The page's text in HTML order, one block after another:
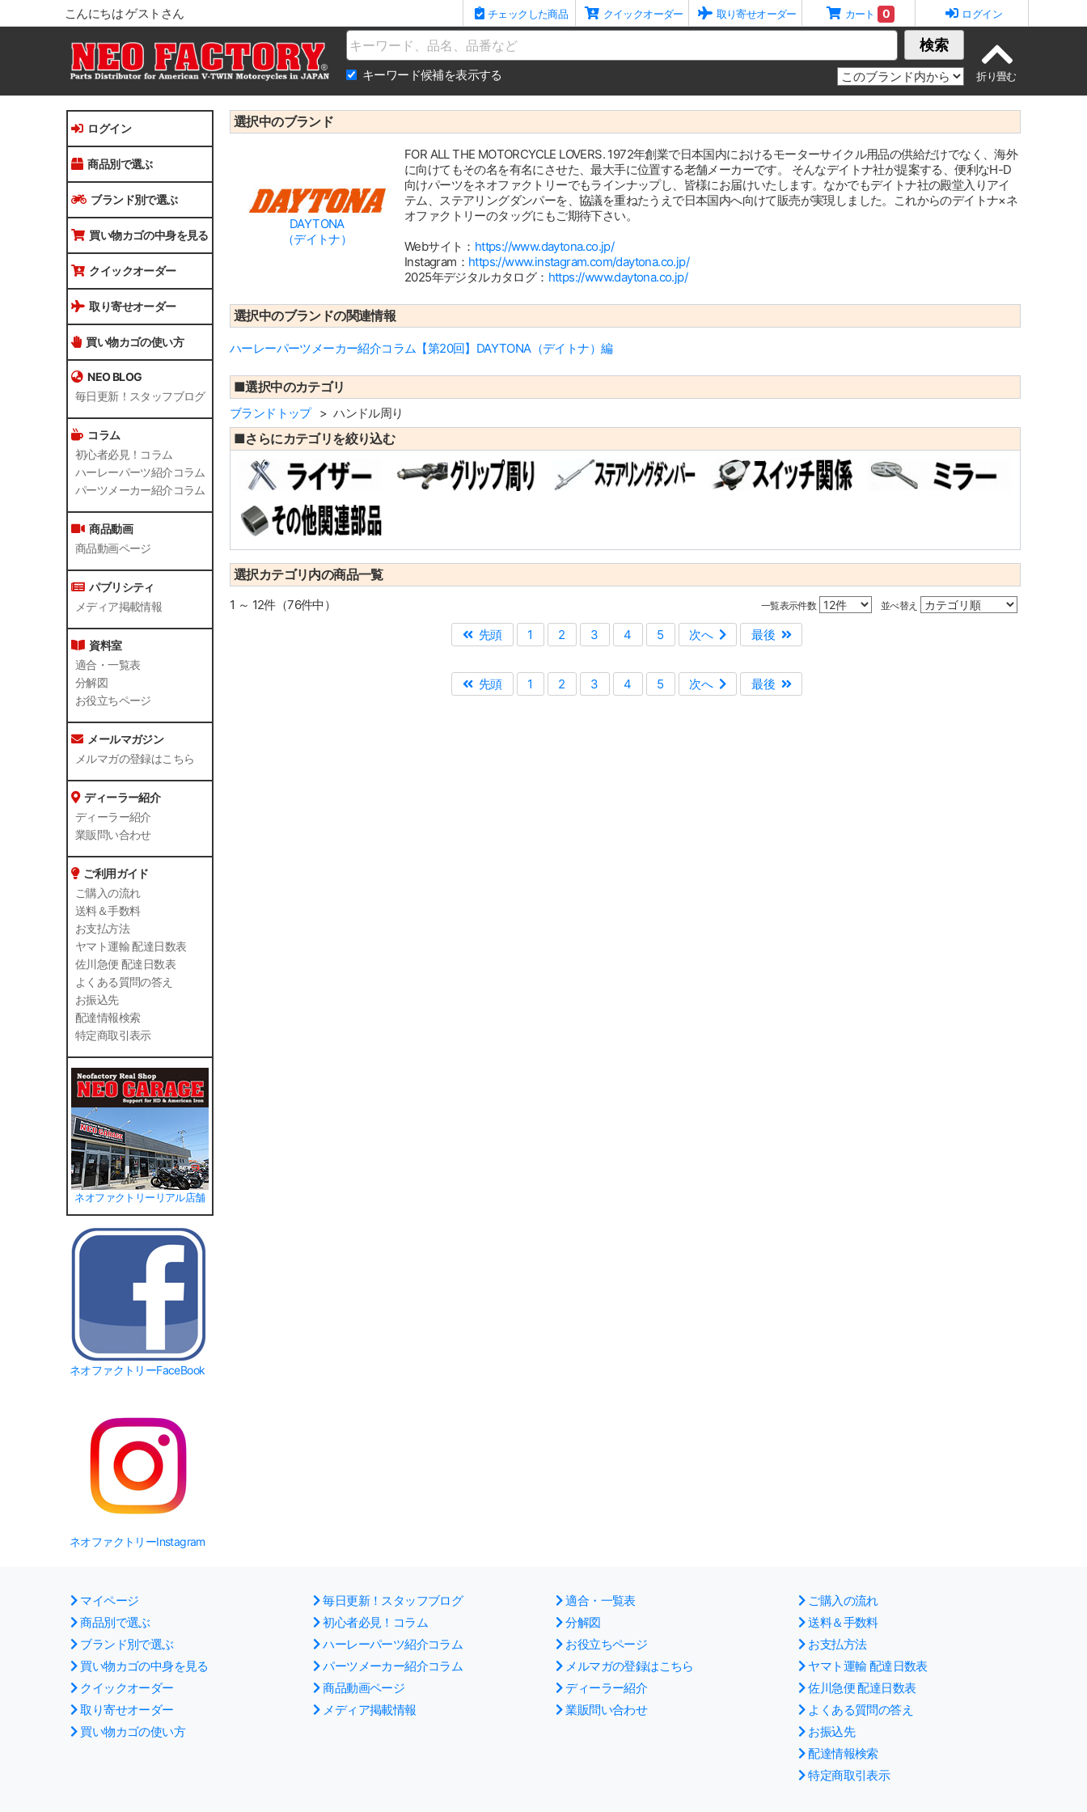
こんにちは ゲストさん チェックした商品 クイックオーダー 取り寄せオーダー カート 0 ログイン
Name 検索
キーワード候補を表示する
ログイン
商品別で選ぶ
ブランド別で選ぶ
買い物カゴの中身を見る
クイックオーダー
取り寄せオーダー
買い物カゴの使い方
NEO BLOG
毎日更新！スタッフブログ
コラム
初心者必見！コラム
ハーレーパーツ紹介コラム
パーツメーカー紹介コラム
商品動画
商品動画ページ
パブリシティ
メディア掲載情報
資料室
適合・一覧表
分解図
お役立ちページ
メールマガジン
メルマガの登録はこちら
ディーラー紹介
ディーラー紹介
業販問い合わせ
ご利用ガイド
ご購入の流れ
送料＆手数料
お支払方法
ヤマト運輸 配達日数表
佐川急便 配達日数表
よくある質問の答え
お振込先
配達情報検索
特定商取引表示
ネオファクトリーリアル店舗
ネオファクトリーFaceBook
ネオファクトリーInstagram
選択中のブランド
DAYTONA
（デイトナ）
FOR ALL THE MOTORCYCLE LOVERS. 1972年創業で日本国内におけるモーターサイクル用品の供給だけでなく、海外
に向けてもその名を有名にさせた、最大手に位置する老舗メーカーです。 そんなデイトナ社が提案する、便利なH-D
向けパーツをネオファクトリーでもラインナップし、皆様にお届けいたします。なかでもデイトナ社の殿堂入りアイ
テム、ステアリングダンパーを、協議を重ねたうえで日本国内へ向けて販売が実現しました。これからのデイトナ×ネ
オファクトリーのタッグにもご期待下さい。
Webサイト： https://www.daytona.co.jp/
Instagram： https://www.instagram.com/daytona.co.jp/
2025年デジタルカタログ： https://www.daytona.co.jp/
選択中のブランドの関連情報
ハーレーパーツメーカー紹介コラム【第20回】DAYTONA（デイトナ）編
■選択中のカテゴリ
ブランドトップ ハンドル周り
■さらにカテゴリを絞り込む
選択カテゴリ内の商品一覧
一覧表示件数 並べ替え
1 ～ 12件（76件中）
先頭
1 2 3 4 5 次へ 最後
先頭 1 2 3 4 5 次へ 最後
マイページ
商品別で選ぶ
ブランド別で選ぶ
買い物カゴの中身を見る
クイックオーダー
取り寄せオーダー
買い物カゴの使い方
毎日更新！スタッフブログ
初心者必見！コラム
ハーレーパーツ紹介コラム
パーツメーカー紹介コラム
商品動画ページ
メディア掲載情報
適合・一覧表
分解図
お役立ちページ
メルマガの登録はこちら
ディーラー紹介
業販問い合わせ
ご購入の流れ
送料＆手数料
お支払方法
ヤマト運輸 配達日数表
佐川急便 配達日数表
よくある質問の答え
お振込先
配達情報検索
特定商取引表示